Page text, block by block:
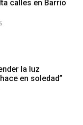
calles en Barrio
la luz
en soledad”